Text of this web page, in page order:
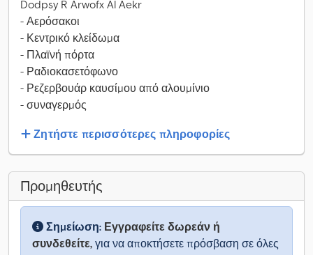
Dodpsy R Arwofx Al Aekr
- Αερόσακοι
- Κεντρικό κλείδωμα
- Πλαϊνή πόρτα
- Ραδιοκασετόφωνο
- Ρεζερβουάρ καυσίμου από αλουμίνιο
- συναγερμός
Ζητήστε περισσότερες πληροφορίες
Προμηθευτής
Σημείωση: Εγγραφείτε δωρεάν ή
συνδεθείτε, για να αποκτήσετε πρόσβαση σε όλες